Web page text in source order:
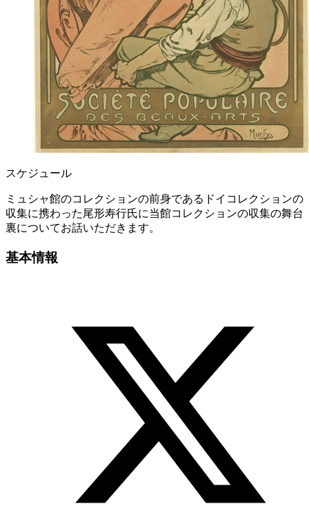
スケジュール
ミュシャ館のコレクションの前身であるドイコレクションの
収集に携わった尾形寿行氏に当館コレクションの収集の舞台
裏についてお話いただきます。
基本情報